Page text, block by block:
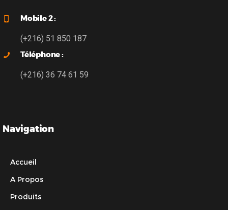
Mobile 2 :
(+216) 51 850 187
Téléphone :
(+216) 36 74 61 59
Navigation
Accueil
A Propos
Produits